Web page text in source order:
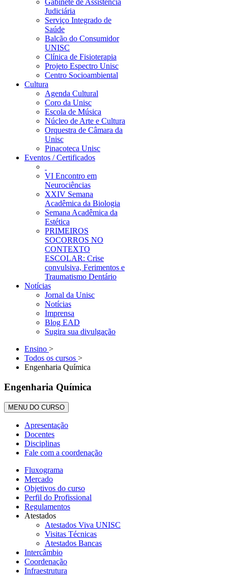
Gabinete de Assistência
Judiciária
Serviço Integrado de
Saúde
Balcão do Consumidor
UNISC
Clínica de Fisioterapia
Projeto Espectro Unisc
Centro Socioambiental
Cultura
Agenda Cultural
Coro da Unisc
Escola de Música
Núcleo de Arte e Cultura
Orquestra de Câmara da
Unisc
Pinacoteca Unisc
Eventos / Certificados
VI Encontro em
Neurociências
XXIV Semana
Acadêmica da Biologia
Semana Acadêmica da
Estética
PRIMEIROS
SOCORROS NO
CONTEXTO
ESCOLAR: Crise
convulsiva, Ferimentos e
Traumatismo Dentário
Notícias
Jornal da Unisc
Notícias
Imprensa
Blog EAD
Sugira sua divulgação
Ensino >
Todos os cursos >
Engenharia Química
Engenharia Química
MENU DO CURSO
Apresentação
Docentes
Disciplinas
Fale com a coordenação
Fluxograma
Mercado
Objetivos do curso
Perfil do Profissional
Regulamentos
Atestados
Atestados Viva UNISC
Visitas Técnicas
Atestados Bancas
Intercâmbio
Coordenação
Infraestrutura